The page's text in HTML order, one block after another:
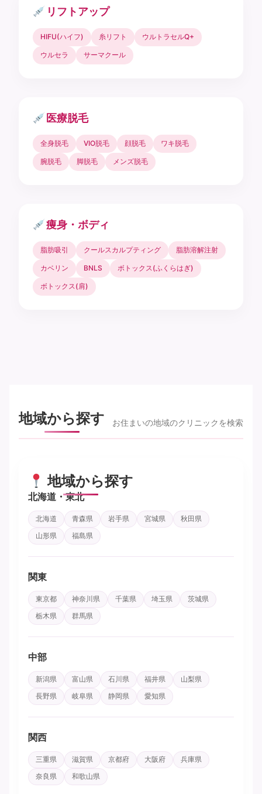
リフトアップ
HIFU(ハイフ) 糸リフト ウルトラセルQ+
ウルセラ サーマクール
医療脱毛
全身脱毛 VIO脱毛 顔脱毛 ワキ脱毛
腕脱毛 脚脱毛 メンズ脱毛
痩身・ボディ
脂肪吸引 クールスカルプティング 脂肪溶解注射
カベリン BNLS ボトックス(ふくらはぎ)
ボトックス(肩)
地域から探す お住まいの地域のクリニックを検索
地域から探す
北海道・東北
北海道 青森県 岩手県 宮城県
秋田県
山形県
福島県
関東
東京都 神奈川県 千葉県 埼玉県
茨城県
栃木県
群馬県
中部
新潟県 富山県 石川県 福井県
山梨県
長野県
岐阜県 静岡県 愛知県
関西
三重県 滋賀県 京都府 大阪府
兵庫県
奈良県
和歌山県